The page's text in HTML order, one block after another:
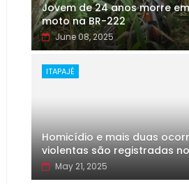
Jovem de 24 anos morre
moto na BR-222
June 08, 2025
ITAPAJÉ
Homicídio e mais duas
violentas são registradas
May 21, 2025